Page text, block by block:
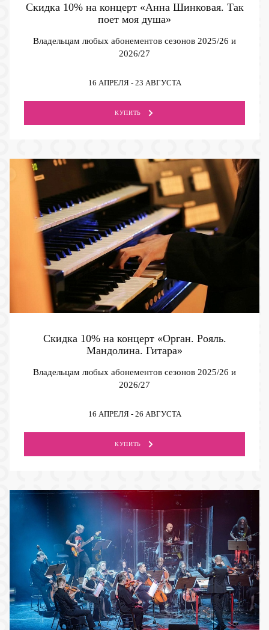
Скидка 10% на концерт «Анна Шинковая. Так
поет моя душа»
Владельцам любых абонементов сезонов 2025/26 и
2026/27
16 АПРЕЛЯ - 23 АВГУСТА
КУПИТЬ
Скидка 10% на концерт «Орган. Рояль.
Мандолина. Гитара»
Владельцам любых абонементов сезонов 2025/26 и
2026/27
16 АПРЕЛЯ - 26 АВГУСТА
КУПИТЬ